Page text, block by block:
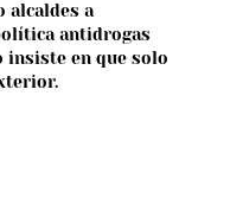
alcaldes a
antidrogas
insiste en que solo